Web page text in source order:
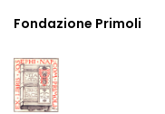
Fondazione Primoli